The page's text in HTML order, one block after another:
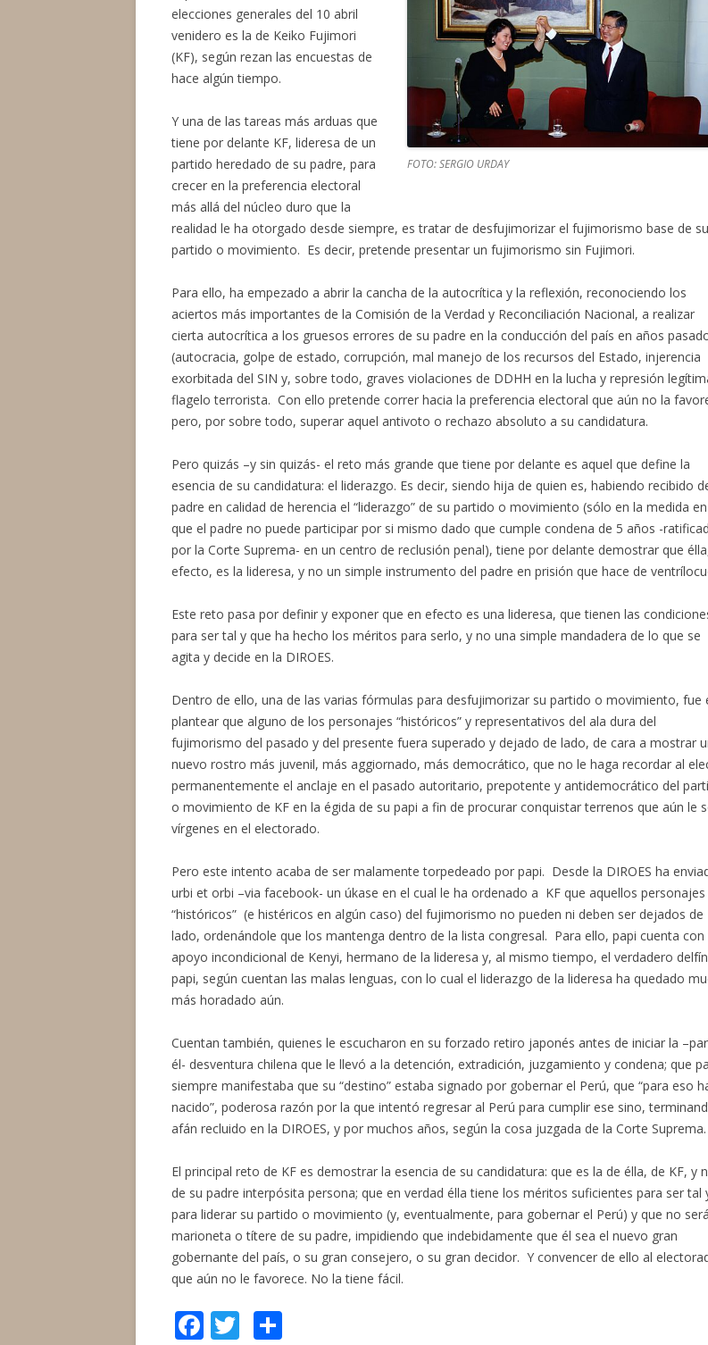
FOTO: SERGIO URDAY
elecciones generales del 10 abril
venidero es la de Keiko Fujimori
(KF), según rezan las encuestas de
hace algún tiempo.
Y una de las tareas más arduas que
tiene por delante KF, lideresa de un
partido heredado de su padre, para
crecer en la preferencia electoral
más allá del núcleo duro que la
realidad le ha otorgado desde siempre, es tratar de desfujimorizar el fujimorismo base de su
partido o movimiento. Es decir, pretende presentar un fujimorismo sin Fujimori.
Para ello, ha empezado a abrir la cancha de la autocrítica y la reflexión, reconociendo los
aciertos más importantes de la Comisión de la Verdad y Reconciliación Nacional, a realizar
cierta autocrítica a los gruesos errores de su padre en la conducción del país en años
(autocracia, golpe de estado, corrupción, mal manejo de los recursos del Estado, injerencia
exorbitada del SIN y, sobre todo, graves violaciones de DDHH en la lucha y represión
flagelo terrorista. Con ello pretende correr hacia la preferencia electoral que aún no la
pero, por sobre todo, superar aquel antivoto o rechazo absoluto a su candidatura.
Pero quizás –y sin quizás- el reto más grande que tiene por delante es aquel que define la
esencia de su candidatura: el liderazgo. Es decir, siendo hija de quien es, habiendo recibido
padre en calidad de herencia el “liderazgo” de su partido o movimiento (sólo en la medida en
que el padre no puede participar por si mismo dado que cumple condena de 5 años -
por la Corte Suprema- en un centro de reclusión penal), tiene por delante demostrar que
efecto, es la lideresa, y no un simple instrumento del padre en prisión que hace de
Este reto pasa por definir y exponer que en efecto es una lideresa, que tienen las
para ser tal y que ha hecho los méritos para serlo, y no una simple mandadera de lo que se
agita y decide en la DIROES.
Dentro de ello, una de las varias fórmulas para desfujimorizar su partido o movimiento, fue
plantear que alguno de los personajes “históricos” y representativos del ala dura del
fujimorismo del pasado y del presente fuera superado y dejado de lado, de cara a mostrar
nuevo rostro más juvenil, más aggiornado, más democrático, que no le haga recordar al
permanentemente el anclaje en el pasado autoritario, prepotente y antidemocrático del
o movimiento de KF en la égida de su papi a fin de procurar conquistar terrenos que aún le
vírgenes en el electorado.
Pero este intento acaba de ser malamente torpedeado por papi. Desde la DIROES ha
urbi et orbi –via facebook- un úkase en el cual le ha ordenado a KF que aquellos personajes
“históricos” (e histéricos en algún caso) del fujimorismo no pueden ni deben ser dejados de
lado, ordenándole que los mantenga dentro de la lista congresal. Para ello, papi cuenta con
apoyo incondicional de Kenyi, hermano de la lideresa y, al mismo tiempo, el verdadero
papi, según cuentan las malas lenguas, con lo cual el liderazgo de la lideresa ha quedado
más horadado aún.
Cuentan también, quienes le escucharon en su forzado retiro japonés antes de iniciar la
él- desventura chilena que le llevó a la detención, extradición, juzgamiento y condena; que
siempre manifestaba que su “destino” estaba signado por gobernar el Perú, que “para eso
nacido”, poderosa razón por la que intentó regresar al Perú para cumplir ese sino,
afán recluido en la DIROES, y por muchos años, según la cosa juzgada de la Corte Suprema.
El principal reto de KF es demostrar la esencia de su candidatura: que es la de élla, de KF, y
de su padre interpósita persona; que en verdad élla tiene los méritos suficientes para ser tal
para liderar su partido o movimiento (y, eventualmente, para gobernar el Perú) y que no será
marioneta o títere de su padre, impidiendo que indebidamente que él sea el nuevo gran
gobernante del país, o su gran consejero, o su gran decidor. Y convencer de ello al
que aún no le favorece. No la tiene fácil.
F T